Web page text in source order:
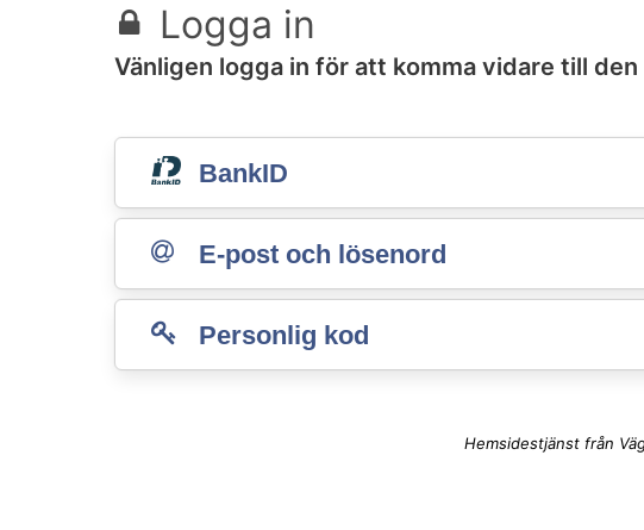
Logga in
Vänligen logga in för att komma vidare till
BankID
E-post och lösenord
Personlig kod
Hemsidestjänst från